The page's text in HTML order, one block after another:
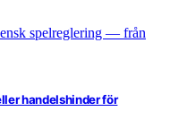
handelshinder för